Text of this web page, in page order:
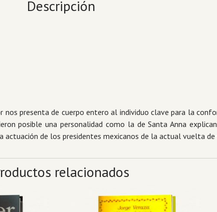
Descripción
nos presenta de cuerpo entero al individuo clave para la
posible una personalidad como la de Santa Anna
actuación de los presidentes mexicanos de la actual vuelta de
relacionados